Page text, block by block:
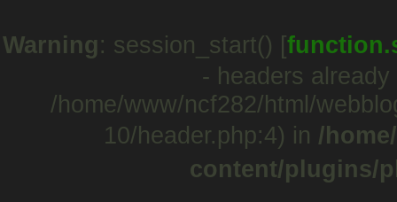
Warning: session_start() [
- headers
/home/www/ncf282/html/
10/header.php:4) in /
content/plugins/